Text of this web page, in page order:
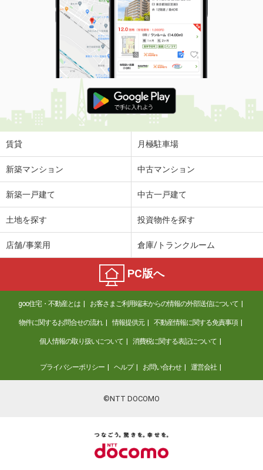
賃貸 月極駐車場
新築マンション 中古マンション
新築一戸建て 中古一戸建て
土地を探す 投資物件を探す
店舗/事業用 倉庫/トランクルーム
PC版へ
goo住宅・不動産とは お客さまご利用端末からの情報の外部送信について
物件に関するお問合せの流れ 情報提供元 不動産情報に関する免責事項
個人情報の取り扱いについて 消費税に関する表記について
プライバシーポリシー ヘルプ お問い合わせ 運営会社
©NTT DOCOMO